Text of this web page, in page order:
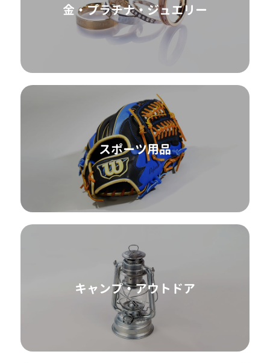
金・プラチナ・ジュエリー
スポーツ用品
キャンプ・アウトドア